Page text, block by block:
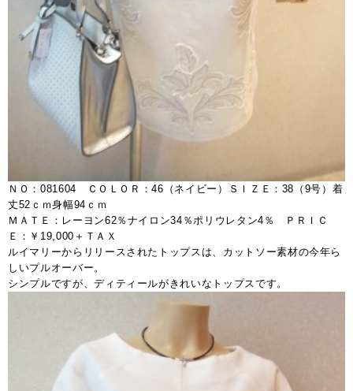
ＮＯ：081604 ＣＯＬＯＲ：46（ネイビー）ＳＩＺＥ：38（9号）着
丈52ｃｍ身幅94ｃｍ
ＭＡＴＥ：レーヨン62％ナイロン34％ポリウレタン4％ ＰＲＩＣ
Ｅ：￥19,000＋ＴＡＸ
ルイマリーからリリースされたトップスは、カットソー素材の今年ら
しいプルオーバー。
シンプルですが、ディティールがきれいなトップスです。